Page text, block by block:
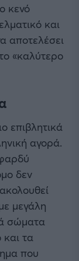
κενό
και
αποτελέσει
«καλύτερο
επιβλητικά
αγορά.
δεν
μεγάλη
σώματα
τα
που